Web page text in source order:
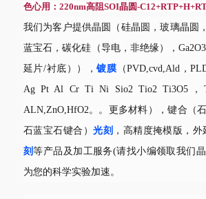
色心用：220nm高阻SOI晶圆-
我们为客户提供晶圆（硅晶圆，玻璃晶圆，
蓝宝石，碳化硅（导电，非绝缘），
延片/衬底）），镀膜 （PVD,cvd,Ald，
Ag Pt Al Cr Ti Ni Sio2 Tio2 Ti3O5，
ALN,ZnO,HfO2。。更多材料），键合（
石蓝宝石键合）光刻 ，高精度掩模版，
刻等产品及加工服务(请找小编领取我们
为您的科学实验加速。